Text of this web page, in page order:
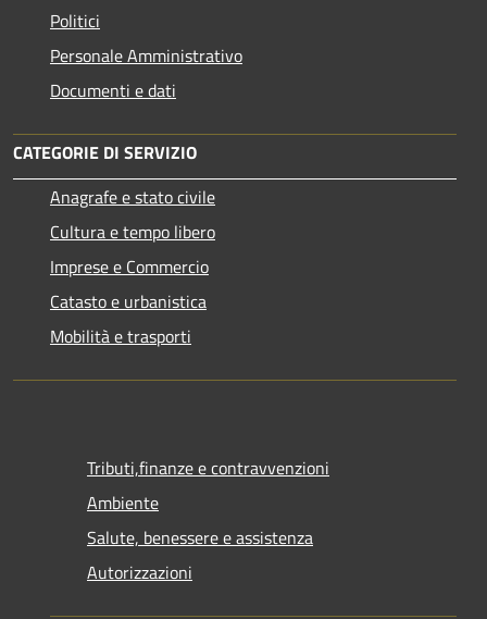
Politici
Personale Amministrativo
Documenti e dati
CATEGORIE DI SERVIZIO
Anagrafe e stato civile
Cultura e tempo libero
Imprese e Commercio
Catasto e urbanistica
Mobilità e trasporti
Tributi,finanze e contravvenzioni
Ambiente
Salute, benessere e assistenza
Autorizzazioni